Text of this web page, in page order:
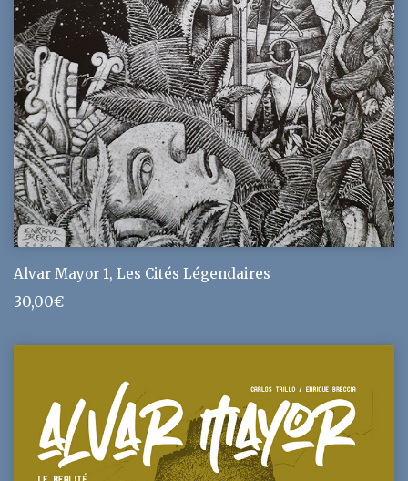
Alvar Mayor 1, Les Cités Légendaires
30,00€